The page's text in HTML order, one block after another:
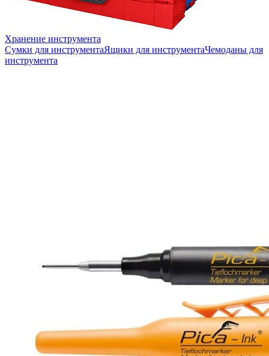
Хранение инструмента
Сумки для инструментаЯщики для инструментаЧемоданы для
инструмента